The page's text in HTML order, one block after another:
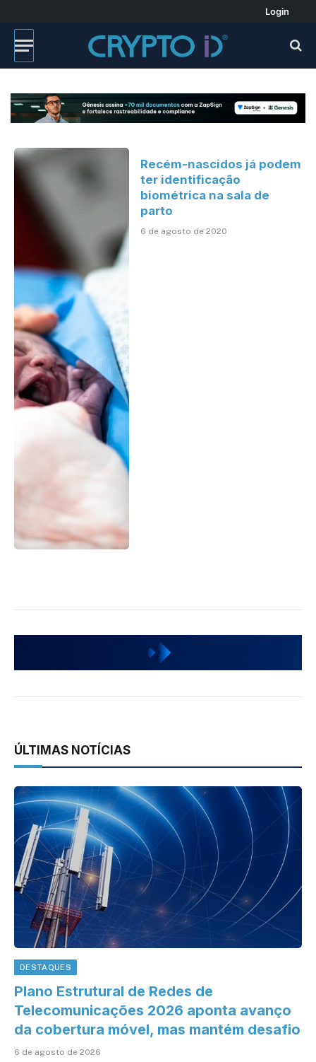
Login
Recém-nascidos já podem
ter identificação
biométrica na sala de
parto
6 de agosto de 2020
ÚLTIMAS NOTÍCIAS
DESTAQUES
Plano Estrutural de Redes de
Telecomunicações 2026 aponta avanço
da cobertura móvel, mas mantém desafio
6 de agosto de 2026